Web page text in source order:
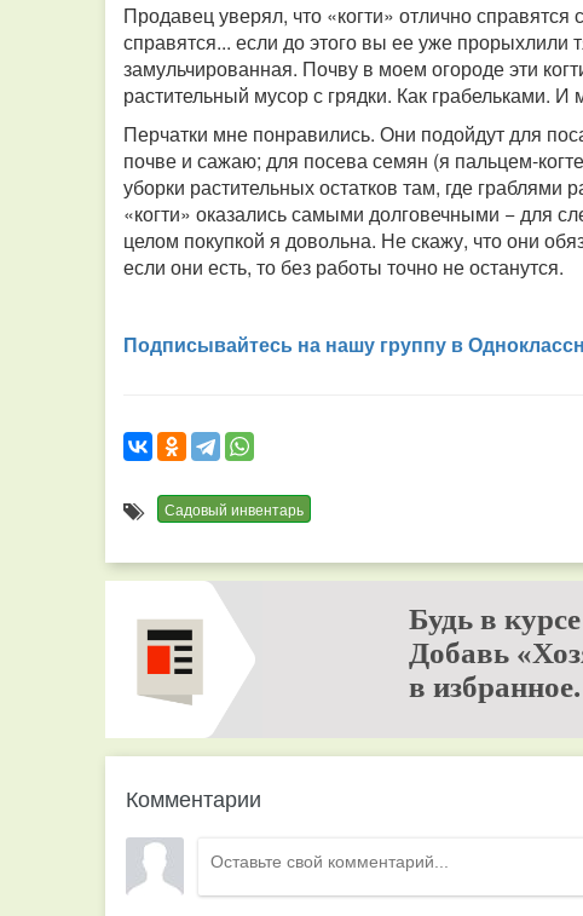
Продавец уверял, что «когти» отлично
справятся... если до этого вы ее уже прорыхлили
замульчированная. Почву в моем огороде эти
растительный мусор с грядки. Как грабельками.
Перчатки мне понравились. Они подойдут для
почве и сажаю; для посева семян (я пальцем-
уборки растительных остатков там, где граблями
«когти» оказались самыми долговечными − для
целом покупкой я довольна. Не скажу, что они
если они есть, то без работы точно не останутся.
Подписывайтесь на нашу группу в
Садовый инвентарь
Будь в
Добавь
в избранное.
Комментарии